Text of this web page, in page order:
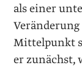
als einer
Mittelpunkt
er zunächst,